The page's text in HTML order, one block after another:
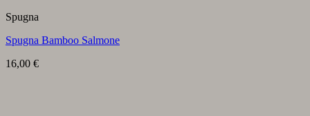
Spugna
Spugna Bamboo Salmone
16,00 €